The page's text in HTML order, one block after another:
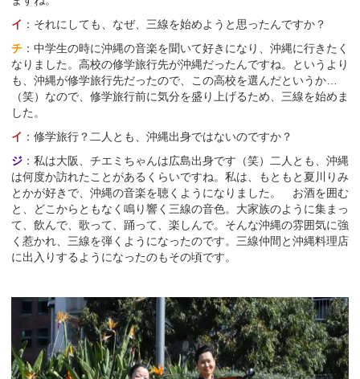
イ ：それにしても、なぜ、三線を始めようと思ったんですか？
チ ：中学生の時に沖縄の音楽を聞いて好きになり、沖縄に行きたく
なりました。高校の修学旅行先が沖縄だったんですね。というより
も、沖縄が修学旅行先だったので、この高校を選んだというか…
（笑）なので、修学旅行前に気分を盛り上げるため、三線を始めま
した。
イ ：修学旅行？二人とも、沖縄出身ではないのですか？
ジ ：私は大阪、チエミちゃんは広島出身です（笑）二人とも、沖縄
は何度か訪れたことがあるくらいですね。私は、もともと夏川りみ
とかが好きで、沖縄の音楽を聴くようになりました。 お酒を囲む
と、どこからともなく鳴り響く三線の音色。大家族のように集まっ
て、飲んで、歌って、踊って、楽しんで。そんな沖縄の雰囲気に強
く惹かれ、三線を弾くようになったのです。三線仲間と沖縄料理店
に出入りするようになったのもその頃です。